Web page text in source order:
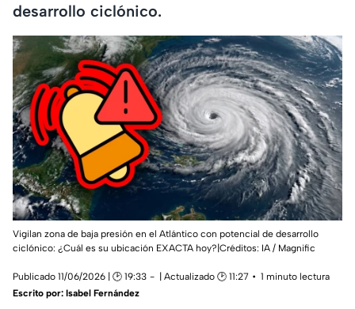
desarrollo ciclónico.
Vigilan zona de baja presión en el Atlántico con potencial de desarrollo
ciclónico: ¿Cuál es su ubicación EXACTA hoy?|Créditos: IA / Magnific
Publicado 11/06/2026 | 🕑 19:33 | Actualizado 🕑 11:27
1 minuto lectura
Escrito por: Isabel Fernández